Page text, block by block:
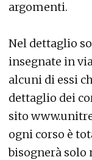
argomenti.
Nel dettaglio
insegnate in
alcuni di essi
dettaglio dei
sito
ogni corso è
bisognerà solo